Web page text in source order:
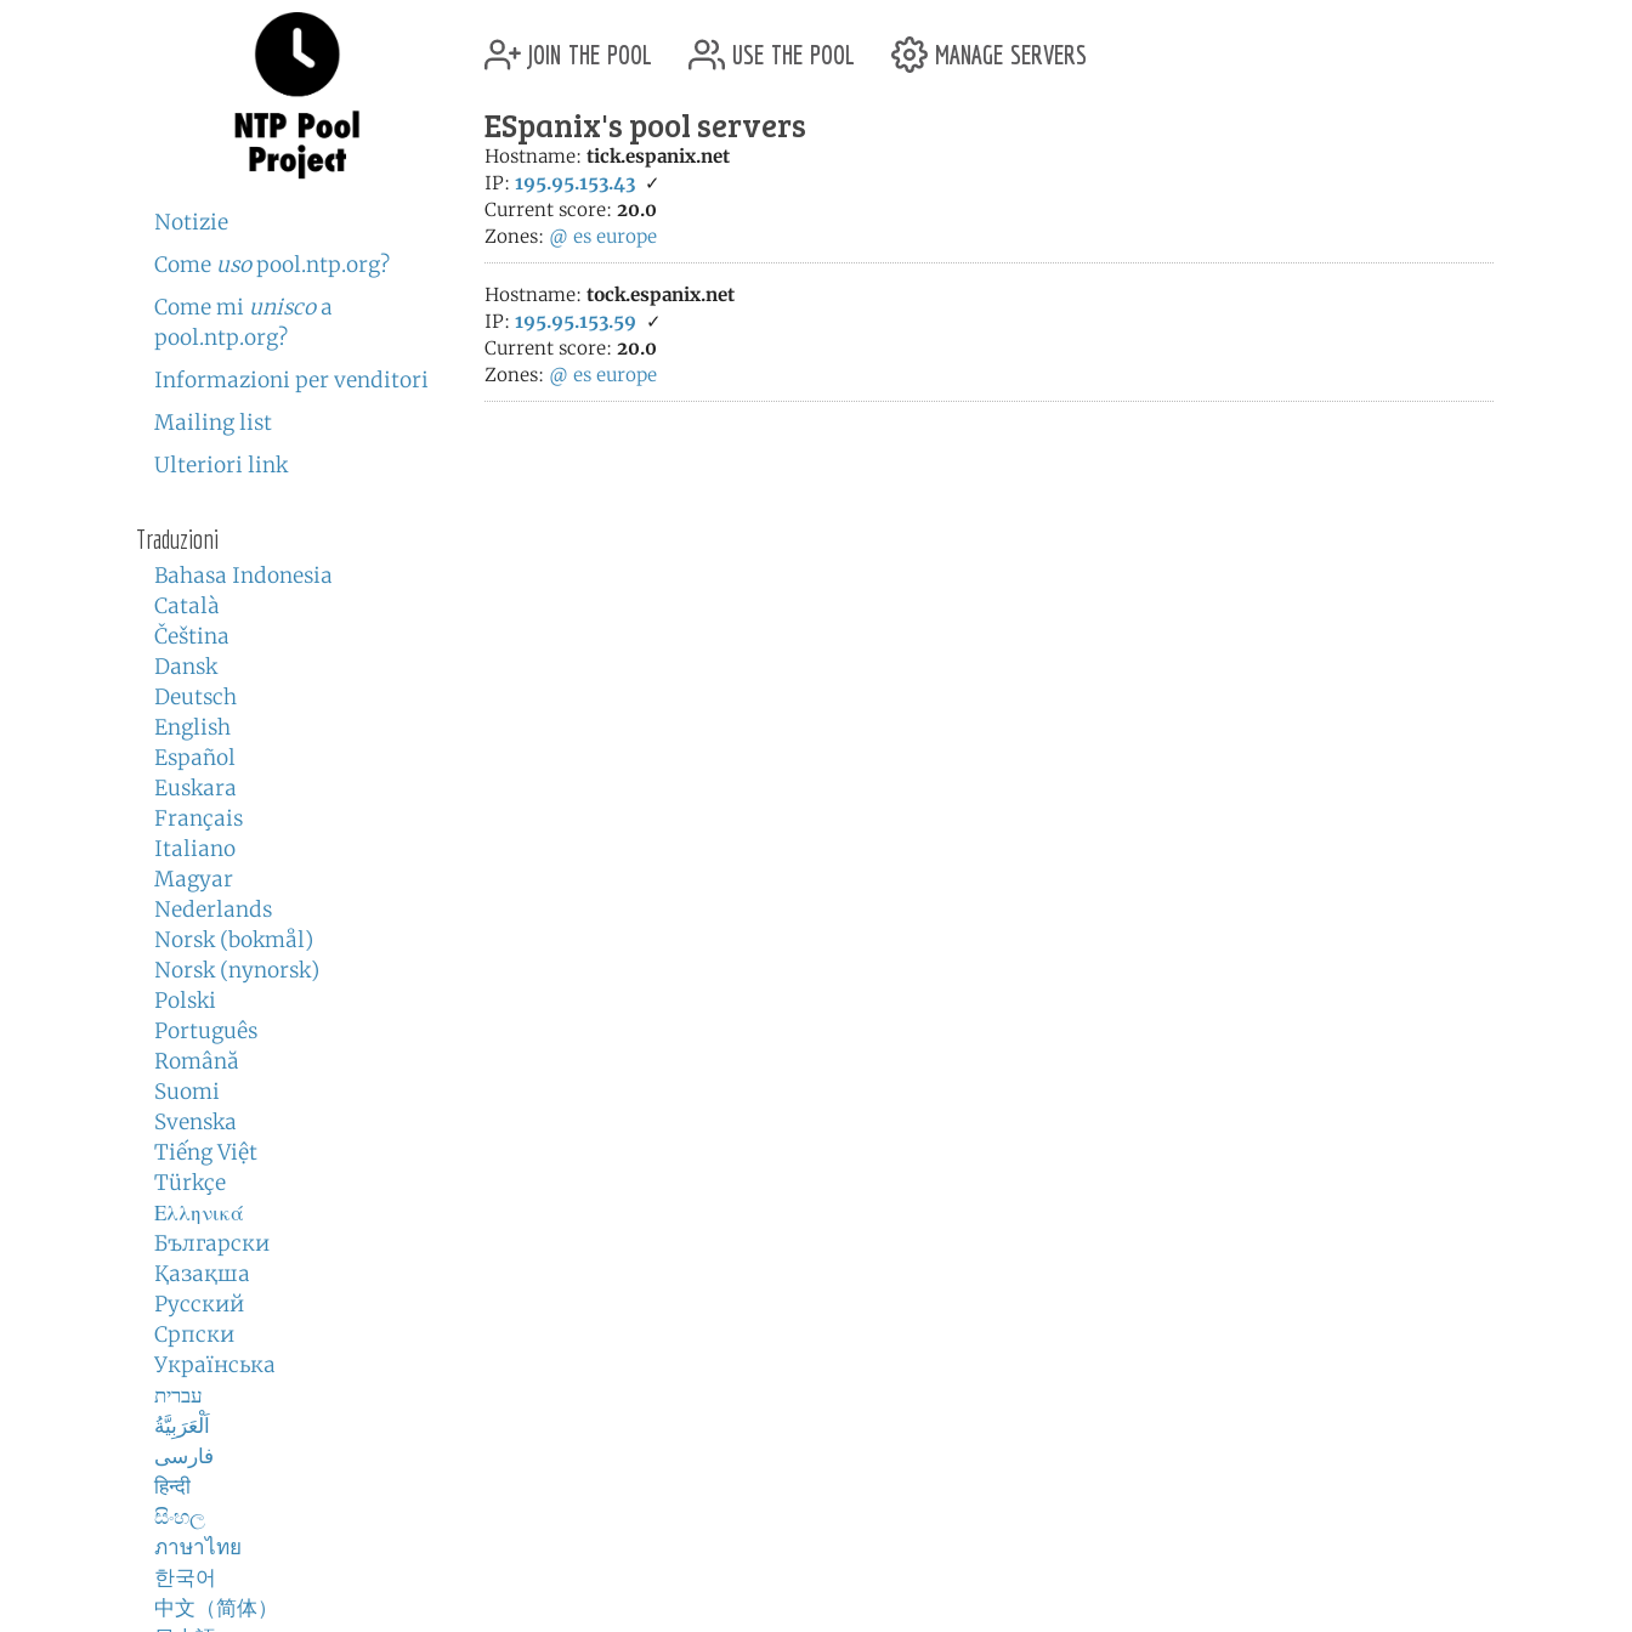
Notizie
Come usopool.ntp.org?
Come mi uniscoa
pool.ntp.org?
Informazioni per venditori
Mailing list
Ulteriori link
Traduzioni
Bahasa Indonesia
Català
Čeština
Dansk
Deutsch
English
Español
Euskara
Français
Italiano
Magyar
Nederlands
Norsk (bokmål)
Norsk (nynorsk)
Polski
Português
Română
Suomi
Svenska
Tiếng Việt
Türkçe
Ελληνικά
Български
Қазақша
Русский
Српски
Українська
עברית
اَلْعَرَبِيَّةُ
فارسی
हिन्दी
සිංහල
ภาษาไทย
한국어
中文（简体）
join the pool use the pool manage servers
ESpanix's pool servers
Hostname: tick.espanix.net
IP: 195.95.153.43 ✓
Current score: 20.0
Zones: @ es europe
Hostname: tock.espanix.net
IP: 195.95.153.59 ✓
Current score: 20.0
Zones: @ es europe